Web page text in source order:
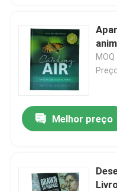
Produtos
Vídeos
Sobre nósMelhor preço